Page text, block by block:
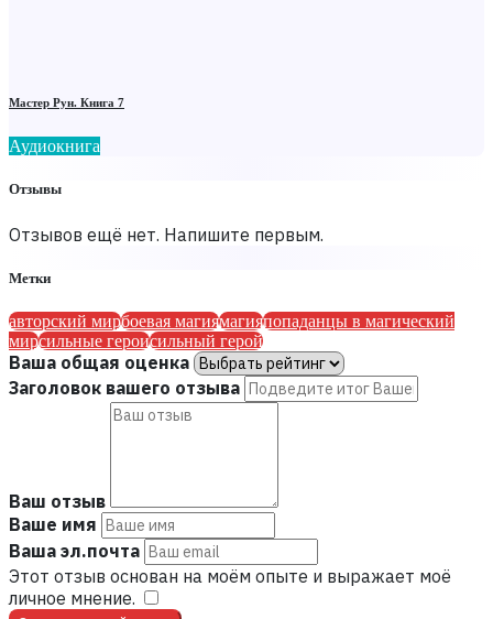
Мастер Рун. Книга 7
Аудиокнига
Отзывы
Отзывов ещё нет. Напишите первым.
Метки
авторский мирбоевая магиямагияпопаданцы в магический
мирсильные героисильный герой
Ваша общая оценка
Заголовок вашего отзыва
Ваш отзыв
Ваше имя
Ваша эл.почта
Этот отзыв основан на моём опыте и выражает моё
личное мнение.